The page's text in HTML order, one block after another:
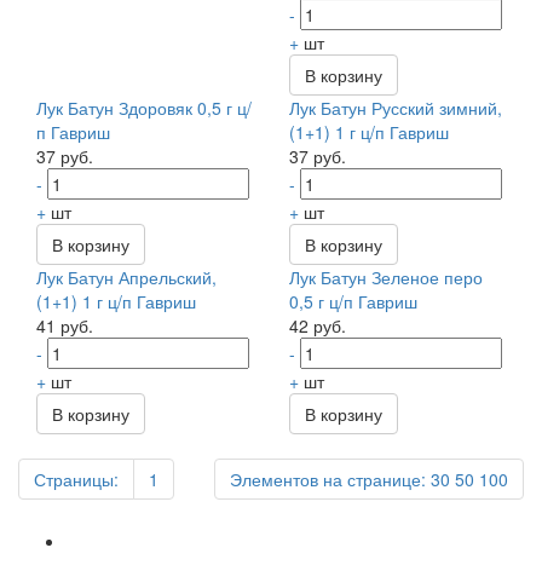
-
+ шт
В корзину
Лук Батун Здоровяк 0,5 г ц/
п Гавриш
37 руб.
-
+ шт
В корзину
Лук Батун Русский зимний,
(1+1) 1 г ц/п Гавриш
37 руб.
-
+ шт
В корзину
Лук Батун Апрельский,
(1+1) 1 г ц/п Гавриш
41 руб.
-
+ шт
В корзину
Лук Батун Зеленое перо
0,5 г ц/п Гавриш
42 руб.
-
+ шт
В корзину
Элементов на странице: 30 50 100
Страницы: 1